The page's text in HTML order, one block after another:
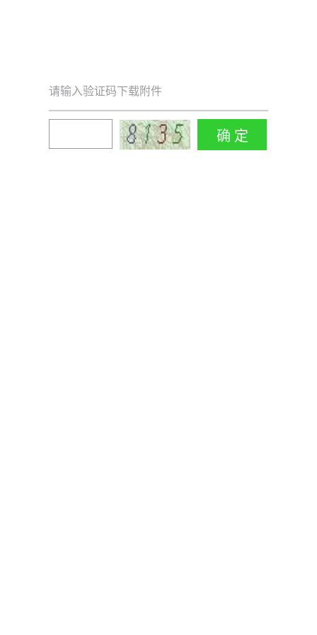
请输入验证码下载附件